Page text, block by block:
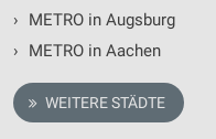
›
METRO in Augsburg
›
METRO in Aachen
WEITERE STÄDTE
Messung der
Analyse von Zielgruppen